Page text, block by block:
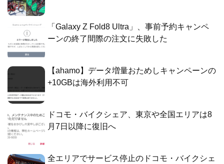
「Galaxy Z Fold8 Ultra」、事前予約キャンペ
ーンの終了間際の注文に失敗した
【ahamo】データ増量おためしキャンペーンの
+10GBは海外利用不可
ドコモ・バイクシェア、東京や全国エリアは8
月7日以降に復旧へ
全エリアでサービス停止のドコモ・バイクシェ